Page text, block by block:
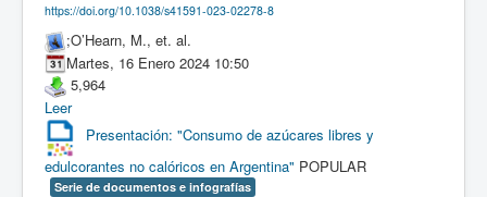
https://doi.org/10.1038/s41591-023-02278-8
;O’Hearn, M., et. al.
Martes, 16 Enero 2024 10:50
5,964
Leer
Presentación: "Consumo de azúcares libres y
edulcorantes no calóricos en Argentina" POPULAR
Serie de documentos e infografías